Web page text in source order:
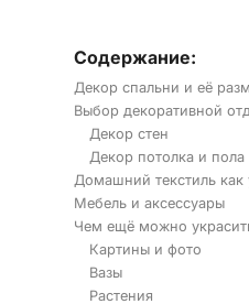
Содержание:
Декор спальни и её
Выбор декоративной
Декор стен
Декор потолка и пола
Домашний текстиль как
Мебель и аксессуары
Чем ещё можно
Картины и фото
Вазы
Растения